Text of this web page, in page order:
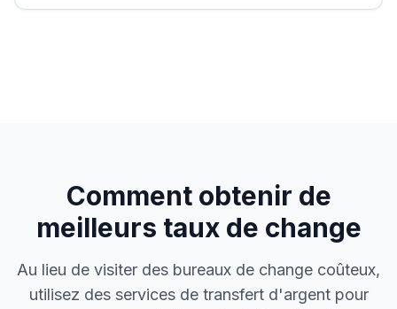
Comment obtenir de
meilleurs taux de change
Au lieu de visiter des bureaux de change coûteux,
utilisez des services de transfert d'argent pour